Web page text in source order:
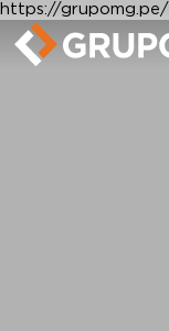
https://grupomg.pe/